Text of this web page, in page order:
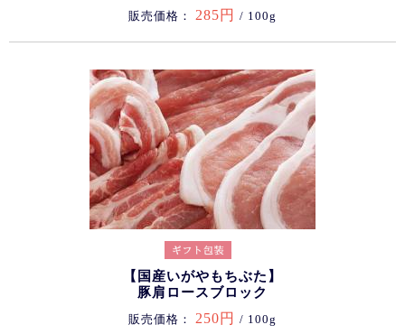
販売価格： 285円 / 100g
【国産いがやもちぶた】
豚肩ロースブロック
販売価格： 250円 / 100g